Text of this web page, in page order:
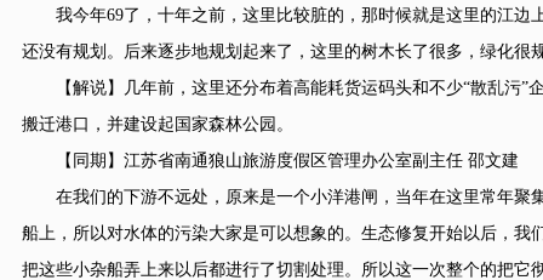
我今年69了，十年之前，这里比较脏的，那时候就是这里的江边
还没有规划。后来逐步地规划起来了，这里的树木长了很多，绿化
【解说】几年前，这里还分布着高能耗货运码头和不少“散乱污”
搬迁港口，并建设起国家森林公园。
【同期】江苏省南通狼山旅游度假区管理办公室副主任 邵文建
在我们的下游不远处，原来是一个小洋港闸，当年在这里常年聚
船上，所以对水体的污染大家是可以想象的。生态修复开始以后，
把这些小杂船弄上来以后都进行了切割处理。所以这一次整个的把